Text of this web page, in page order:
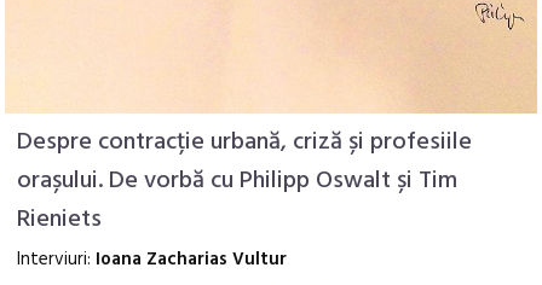
Despre contracție urbană, criză și profesiile
orașului. De vorbă cu Philipp Oswalt și Tim
Rieniets
Interviuri: Ioana Zacharias Vultur